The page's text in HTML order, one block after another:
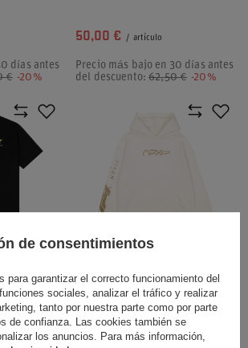
días antes
€ -20%
50,00 € / artículo
Precio más bajo en 30 días antes
del descuento:62,50 € -20%
RACE
NEGRO
SOBREVALORADO
SUDADERA CON CAPUCHA
TEAM APEX GP 2025 CREMA
105,80 € / artículo
de consentimientos
para garantizar el correcto funcionamiento del
sociales, analizar el tráfico y realizar
tanto por nuestra parte como por parte
de confianza. Las cookies también se
los anuncios. Para más información,